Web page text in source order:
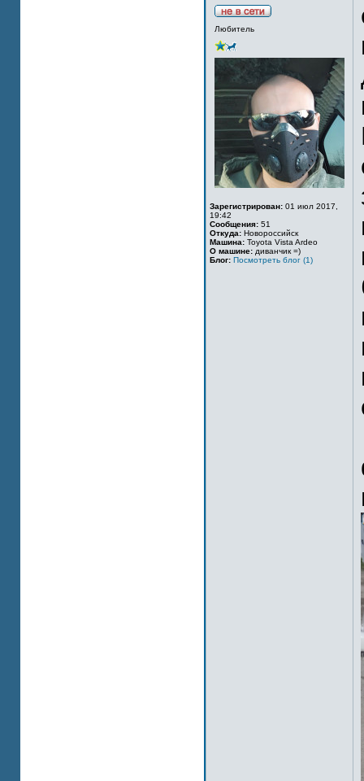
Любитель
Зарегистрирован: 01 июл 2017,
19:42
Сообщения: 51
Откуда: Новороссийск
Машина: Toyota Vista Ardeo
О машине: диванчик =)
Блог: Посмотреть блог (1)